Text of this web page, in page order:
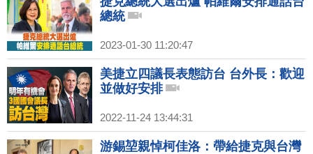
總統
2023-01-30 11:20:47
美捷立四議長表態訪台 台外長：歡迎
並做好安排
2022-11-24 13:44:31
游錫堃親悼柯佳洛：帶給捷克與台灣